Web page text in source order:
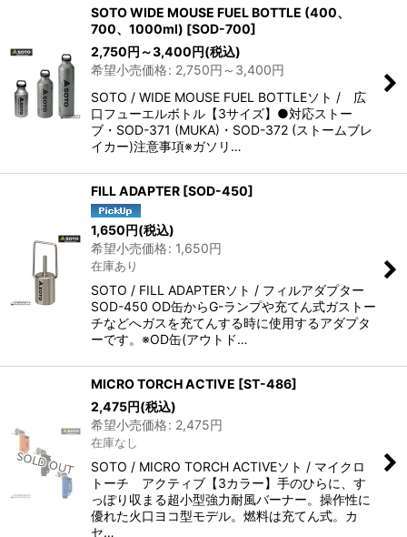
SOTO WIDE MOUSE FUEL BOTTLE (400、
700、1000ml) [SOD-700]
2,750円 ～3,400円(税込)
希望小売価格: 2,750円 ～3,400円
SOTO / WIDE MOUSE FUEL BOTTLEソト / 広
口フューエルボトル【3サイズ】●対応ストー
ブ・SOD-371 (MUKA)・SOD-372 (ストームブレ
イカー)注意事項※ガソリ…
FILL ADAPTER [SOD-450]
1,650円(税込)
希望小売価格: 1,650円
在庫あり
SOTO / FILL ADAPTERソト / フィルアダプター
SOD-450 OD缶からG-ランプや充てん式ガストー
チなどへガスを充てんする時に使用するアダプタ
ーです。※OD缶(アウトド…
MICRO TORCH ACTIVE [ST-486]
2,475円(税込)
希望小売価格: 2,475円
在庫なし
SOTO / MICRO TORCH ACTIVEソト / マイクロ
トーチ アクティブ【3カラー】手のひらに、す
っぽり収まる超小型強力耐風バーナー。操作性に
優れた火口ヨコ型モデル。燃料は充てん式。カ
セ…